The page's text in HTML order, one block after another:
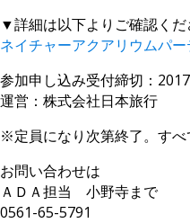
▼詳細は以下よりご確認くだ
ネイチャーアクアリウムパ
参加申し込み受付締切：
運営：株式会社日本旅行
※定員になり次第終了。すべ
お問い合わせは
ＡＤＡ担当 小野寺まで
0561-65-5791